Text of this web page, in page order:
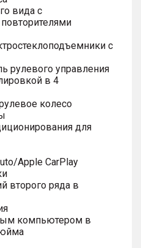
вида с
с
рулевого управления
в 4
колесо
для
Apple CarPlay
второго ряда в
компьютером в